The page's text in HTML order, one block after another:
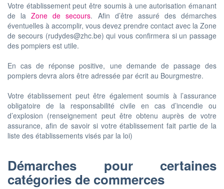
Votre établissement peut être soumis à une autorisation émanant
de laZone de secours. Afin d’être assuré des démarches
éventuelles à accomplir, vous devez prendre contact avec la Zone
de secours (rudydes@zhc.be) qui vous confirmera si un passage
des pompiers est utile.
En cas de réponse positive, une demande de passage des
pompiers devra alors être adressée par écrit au Bourgmestre.
Votre établissement peut être également soumis à l’assurance
obligatoire de la responsabilité civile en cas d’incendie ou
d’explosion (renseignement peut être obtenu auprès de votre
assurance, afin de savoir si votre établissement fait partie de la
liste des établissements visés par la loi)
Démarches pour certaines
catégories de commerces